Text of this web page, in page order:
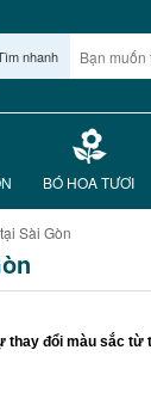
nhanh
BÓ HOA TƯƠI
Sài Gòn
đổi màu sắc